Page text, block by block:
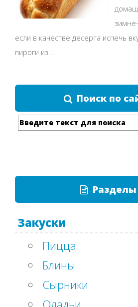
если в качестве десерта испечь
пироги из...
Поиск по
Разделы
Закуски
Пицца
Блины
Сырники
Оладьи